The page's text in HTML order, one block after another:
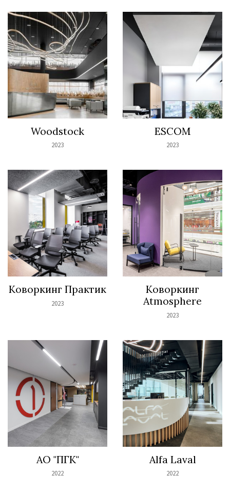
Woodstock
2023
ESCOM
2023
Коворкинг Практик
2023
Коворкинг
Atmosphere
2023
АО "ПГК"
2022
Alfa Laval
2022